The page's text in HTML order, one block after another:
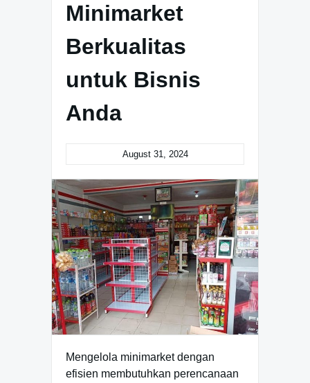
Minimarket
Berkualitas
untuk Bisnis
Anda
August 31, 2024
Mengelola minimarket dengan
efisien membutuhkan perencanaan